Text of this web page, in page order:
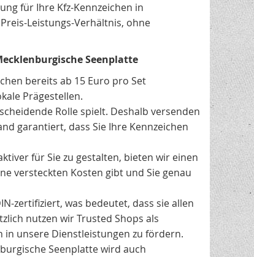
für Ihre Kfz-Kennzeichen in
Leistungs-Verhältnis, ohne
Seenplatte
bereits ab 15 Euro pro Set
Prägestellen.
Rolle spielt. Deshalb versenden
garantiert, dass Sie Ihre Kennzeichen
für Sie zu gestalten, bieten wir einen
versteckten Kosten gibt und Sie genau
zertifiziert, was bedeutet, dass sie allen
nutzen wir Trusted Shops als
unsere Dienstleistungen zu fördern.
Seenplatte wird auch